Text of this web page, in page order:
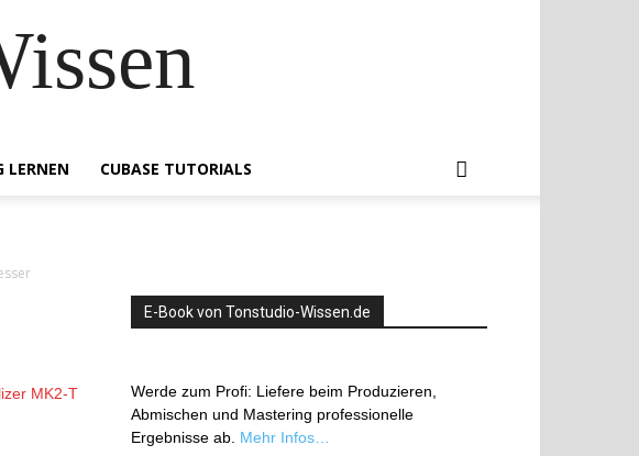
LERNEN CUBASE TUTORIALS
E-Book von Tonstudio-Wissen.de
Werde zum Profi: Liefere beim Produzieren,
Abmischen und Mastering professionelle
Ergebnisse ab. Mehr Infos…